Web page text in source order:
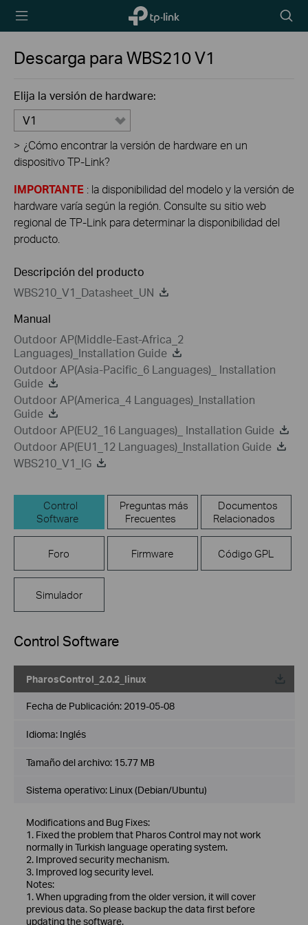
TP-Link,
Reliably
icon
Descarga paraWBS210V1
Elija la versión de hardware:
V1
> ¿Cómo encontrar la versión de hardware en un
dispositivo TP-Link?
IMPORTANTE : la disponibilidad del modelo y la versión de
hardware varía según la región. Consulte su sitio web
regional de TP-Link para determinar la disponibilidad del
producto.
Descripción del producto
WBS210_V1_Datasheet_UN
Manual
Outdoor AP(Middle-East-Africa_2
Languages)_Installation Guide
Outdoor AP(Asia-Pacific_6 Languages)_ Installation
Guide
Outdoor AP(America_4 Languages)_Installation
Guide
Outdoor AP(EU2_16 Languages)_ Installation Guide
Outdoor AP(EU1_12 Languages)_Installation Guide
WBS210_V1_IG
Control
Software
Preguntas más
Frecuentes
Documentos
Relacionados
Foro Firmware Código GPL
Simulador
Control Software
PharosControl_2.0.2_linux
Fecha de Publicación: 2019-05-08
Idioma: Inglés
Tamaño del archivo: 15.77 MB
Sistema operativo: Linux (Debian/Ubuntu)
Modifications and Bug Fixes:
1. Fixed the problem that Pharos Control may not work
normally in Turkish language operating system.
2. Improved security mechanism.
3. Improved log security level.
Notes:
1. When upgrading from the older version, it will cover
previous data. So please backup the data first before
updating the software.